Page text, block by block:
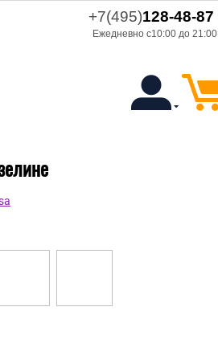
+7(495)128-48-87
Ежедневно с10:00 до 21:00